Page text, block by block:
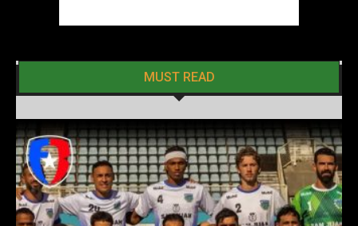
MUST READ